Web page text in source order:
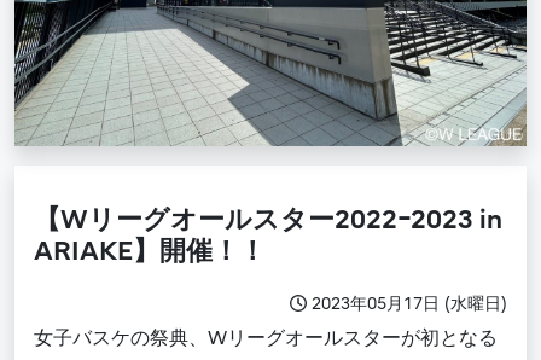
【Wリーグオールスター2022ｰ2023 in
ARIAKE】開催！！
2023年05月17日 (水曜日)
女子バスケの祭典、Wリーグオールスターが初となる